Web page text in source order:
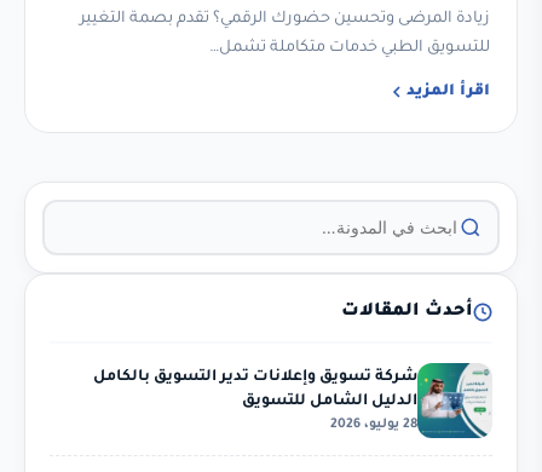
زيادة المرضى وتحسين حضورك الرقمي؟ تقدم بصمة التغيير
للتسويق الطبي خدمات متكاملة تشمل…
اقرأ المزيد
أحدث المقالات
شركة تسويق وإعلانات تدير التسويق بالكامل
الدليل الشامل للتسويق
28 يوليو، 2026